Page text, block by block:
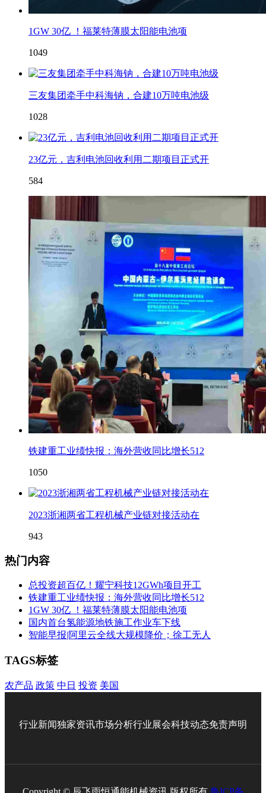
1GW 30亿 ！福莱特薄膜太阳能电池项
1049
三友集团牵手中科海钠，合建10万吨电池级
1028
23亿元，吉利电池回收利用二期项目正式开
584
铁建重工业绩快报：海外营收同比增长512
1050
2023浙湘两省工程机械产业链对接活动在
943
热门内容
总投资超百亿！耀宁科技12GWh项目开工
铁建重工业绩快报：海外营收同比增长512
1GW 30亿 ！福莱特薄膜太阳能电池项
国内首台氢能源地铁施工作业车下线
智能早报|阿里云全线大规模降价；徐工无人
TAGS标签
农产品 政策 中日 投资 美国
行业新闻独家资讯市场分析行业展会科技动态免责声明